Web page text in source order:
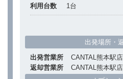
利用台数
1 台
出発場所・
出発営業所
CANTAL熊本駅店
返却営業所
CANTAL熊本駅店